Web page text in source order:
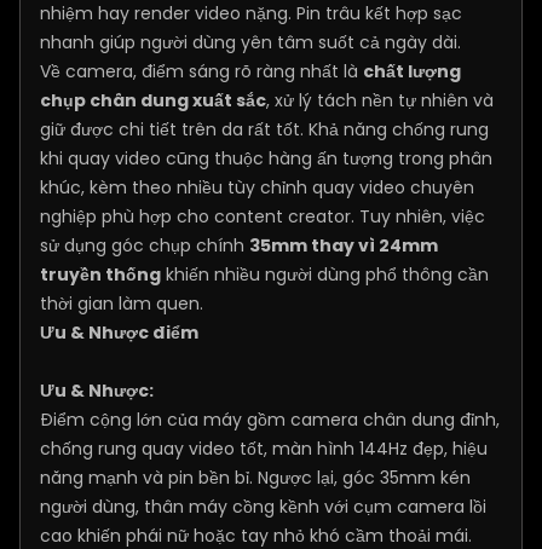
nhiệm hay render video nặng. Pin trâu kết hợp sạc
nhanh giúp người dùng yên tâm suốt cả ngày dài.
Về camera, điểm sáng rõ ràng nhất là chất lượng
chụp chân dung xuất sắc, xử lý tách nền tự nhiên và
giữ được chi tiết trên da rất tốt. Khả năng chống rung
khi quay video cũng thuộc hàng ấn tượng trong phân
khúc, kèm theo nhiều tùy chỉnh quay video chuyên
nghiệp phù hợp cho content creator. Tuy nhiên, việc
sử dụng góc chụp chính 35mm thay vì 24mm
truyền thống khiến nhiều người dùng phổ thông cần
thời gian làm quen.
Ưu & Nhược điểm
Ưu & Nhược:
Điểm cộng lớn của máy gồm camera chân dung đỉnh,
chống rung quay video tốt, màn hình 144Hz đẹp, hiệu
năng mạnh và pin bền bỉ. Ngược lại, góc 35mm kén
người dùng, thân máy cồng kềnh với cụm camera lồi
cao khiến phái nữ hoặc tay nhỏ khó cầm thoải mái.